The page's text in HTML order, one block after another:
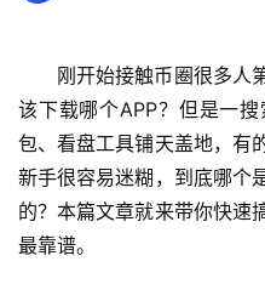
刚开始接触币圈很多人
该下载哪个APP？但是一
包、看盘工具铺天盖地，有
新手很容易迷糊，到底哪个
的？本篇文章就来带你快速
最靠谱。